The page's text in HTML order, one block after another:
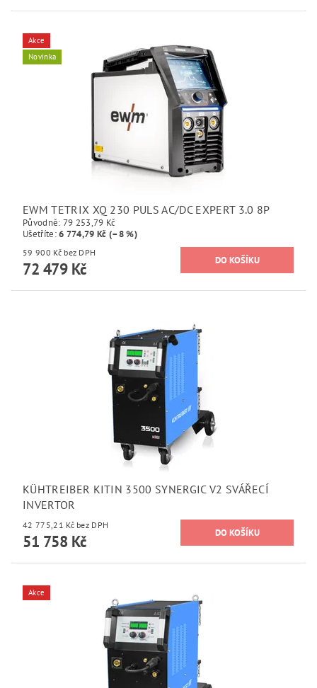
Akce
Novinka
EWM TETRIX XQ 230 PULS AC/DC EXPERT 3.0 8P
Původně: 79 253,79 Kč
Ušetříte:6 774,79 Kč (–8 %)
59 900 Kč bez DPH
72 479 Kč
KÜHTREIBER KITIN 3500 SYNERGIC V2 SVÁŘECÍ
INVERTOR
42 775,21 Kč bez DPH
51 758 Kč
Akce